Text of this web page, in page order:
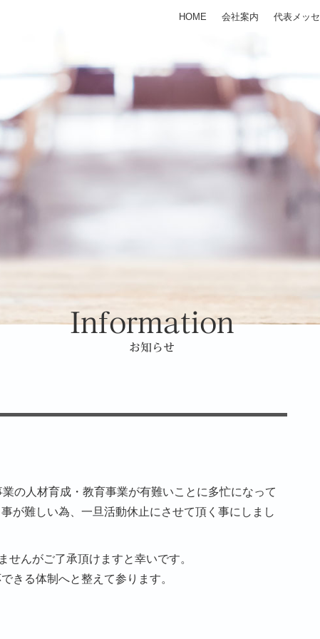
HOME 会社案内 代表メッ
Information
お知らせ
の人材育成・教育事業が有難いことに多忙になって
が難しい為、一旦活動休止にさせて頂く事にしまし
んがご了承頂けますと幸いです。
きる体制へと整えて参ります。